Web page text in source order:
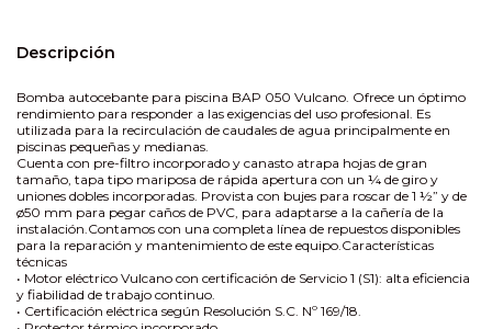
Descripción
Bomba autocebante para piscina BAP 050 Vulcano. Ofrece un óptimo
rendimiento para responder a las exigencias del uso profesional. Es
utilizada para la recirculación de caudales de agua principalmente en
piscinas pequeñas y medianas.
Cuenta con pre-filtro incorporado y canasto atrapa hojas de gran
tamaño, tapa tipo mariposa de rápida apertura con un ¼ de giro y
uniones dobles incorporadas. Provista con bujes para roscar de 1 ½” y de
ø50 mm para pegar caños de PVC, para adaptarse a la cañería de la
instalación.Contamos con una completa línea de repuestos disponibles
para la reparación y mantenimiento de este equipo.Características
técnicas
• Motor eléctrico Vulcano con certificación de Servicio 1 (S1): alta eficiencia
y fiabilidad de trabajo continuo.
• Certificación eléctrica según Resolución S.C. Nº 169/18.